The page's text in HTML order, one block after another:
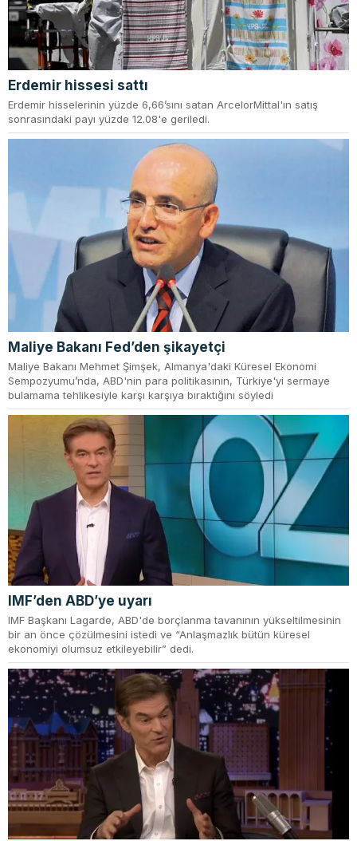
Erdemir hissesi sattı
Erdemir hisselerinin yüzde 6,66’sını satan ArcelorMittal'ın satış
sonrasındaki payı yüzde 12.08'e geriledi.
Maliye Bakanı Fed’den şikayetçi
Maliye Bakanı Mehmet Şimşek, Almanya'daki Küresel Ekonomi
Sempozyumu’nda, ABD'nin para politikasının, Türkiye'yi sermaye
bulamama tehlikesiyle karşı karşıya bıraktığını söyledi
IMF’den ABD’ye uyarı
IMF Başkanı Lagarde, ABD'de borçlanma tavanının yükseltilmesinin
bir an önce çözülmesini istedi ve “Anlaşmazlık bütün küresel
ekonomiyi olumsuz etkileyebilir” dedi.